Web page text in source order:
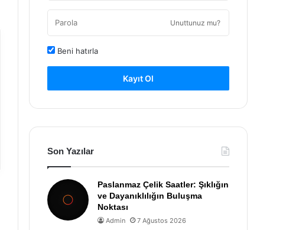
Unuttunuz mu?
Beni hatırla
Kayıt Ol
Son Yazılar
Paslanmaz Çelik Saatler: Şıklığın
ve Dayanıklılığın Buluşma
Noktası
Admin 7 Ağustos 2026